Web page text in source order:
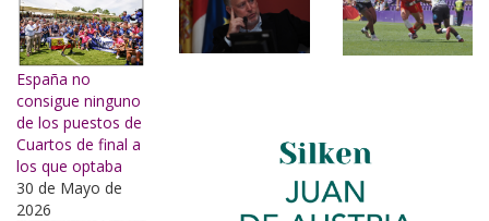
España no
consigue ninguno
de los puestos de
Cuartos de final a
los que optaba
30 de Mayo de
2026